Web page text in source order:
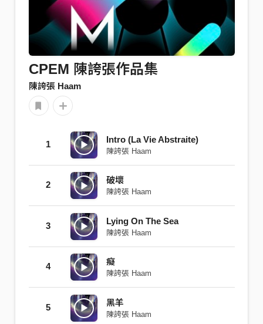
CPEM 陳誇張作品集
陳誇張 Haam
1 Intro (La Vie Abstraite)
陳誇張 Haam
2 破壞
陳誇張 Haam
3 Lying On The Sea
陳誇張 Haam
4 癡
陳誇張 Haam
5 黑羊
陳誇張 Haam